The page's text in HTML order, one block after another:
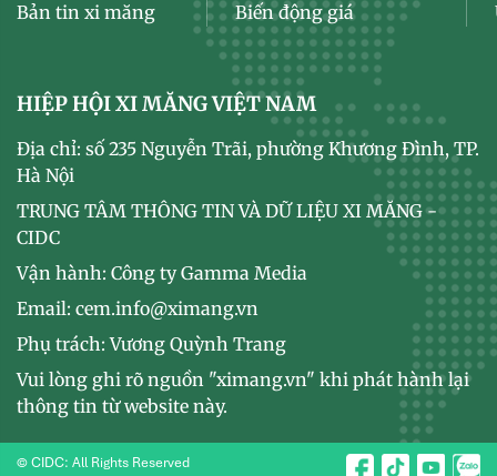
Bản tin xi măng
Biến động giá
HIỆP HỘI XI MĂNG VIỆT NAM
Địa chỉ: số 235 Nguyễn Trãi, phường Khương Đình, TP.
Hà Nội
TRUNG TÂM THÔNG TIN VÀ DỮ LIỆU XI MĂNG -
CIDC
Vận hành: Công ty Gamma Media
Email: cem.info@ximang.vn
Phụ trách: Vương Quỳnh Trang
Vui lòng ghi rõ nguồn "ximang.vn" khi phát hành lại
thông tin từ website này.
© CIDC: All Rights Reserved